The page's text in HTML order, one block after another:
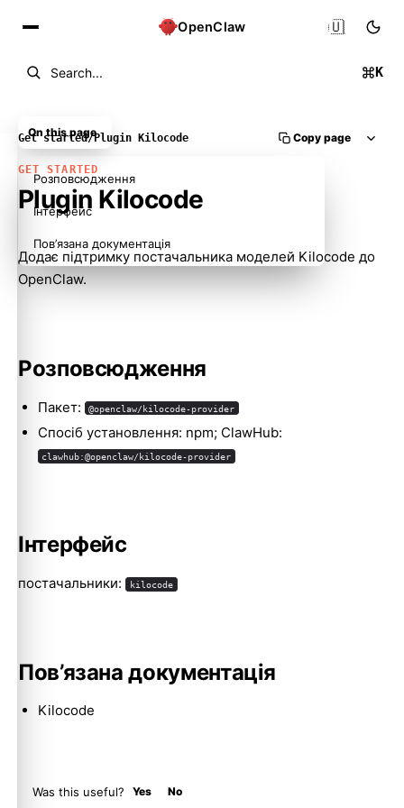
OpenClaw
Search... K
🇺🇦
Get started/Plugin Kilocode Copy page
GET STARTED
Plugin Kilocode
Додає підтримку постачальника моделей Kilocode до
OpenClaw.
Розповсюдження
Пакет: @openclaw/kilocode-provider
Спосіб установлення: npm; ClawHub:
clawhub:@openclaw/kilocode-provider
Інтерфейс
постачальники: kilocode
Пов’язана документація
Kilocode
Was this useful? Yes No
On this page
Розповсюдження
Інтерфейс
Пов’язана документація